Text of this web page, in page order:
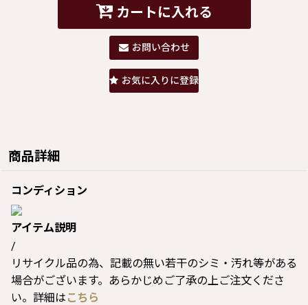
カートに入れる
お問い合わせ
お気に入りに登録
商品詳細
コンディション
アイテム説明
/
リサイクル品の為、記載の無い若干のシミ・汚れ等がある
場合がございます。あらかじめご了承の上ご注文くださ
い。詳細は こちら